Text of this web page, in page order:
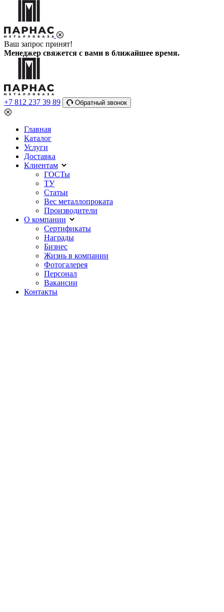
Ваш запрос принят!
Менеджер свяжется с вами в ближайшее время.
+7 812 237 39 89 Обратный звонок
Главная
Каталог
Услуги
Доставка
Клиентам
ГОСТы
ТУ
Статьи
Вес металлопроката
Производители
О компании
Сертификаты
Награды
Бизнес
Жизнь в компании
Фотогалерея
Персонал
Вакансии
Контакты